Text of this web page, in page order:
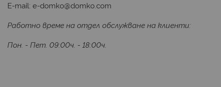
E-mail: e-domko@domko.com
Работно време на отдел обслужване на клиенти:
Пон. - Пет. 09:00ч. - 18:00ч.